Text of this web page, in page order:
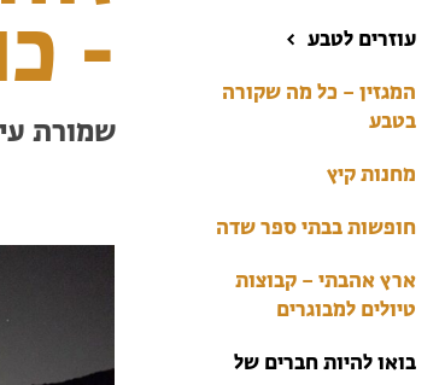
טיולים למבוגרים: ארץ
מחנות קיץ
עוזרים לטבע
המגזין – כל מה שקורה
בטבע
מחנות קיץ
חופשות בבתי ספר שדה
ארץ אהבתי – קבוצות
טיולים למבוגרים
בואו להיות חברים של
-
שמורת